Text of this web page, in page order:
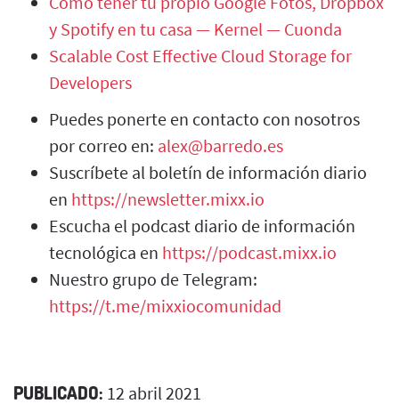
y Spotify en tu casa — Kernel — Cuonda
Scalable Cost Effective Cloud Storage for
Developers
Puedes ponerte en contacto con nosotros
por correo en: alex@barredo.es
Suscríbete al boletín de información diario
en https://newsletter.mixx.io
Escucha el podcast diario de información
tecnológica en https://podcast.mixx.io
Nuestro grupo de Telegram:
https://t.me/mixxiocomunidad
PUBLICADO: 12 abril 2021